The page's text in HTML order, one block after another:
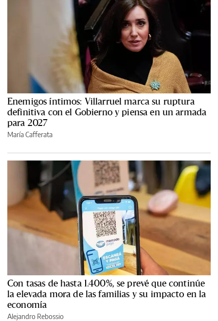
Enemigos íntimos: Villarruel marca su ruptura
definitiva con el Gobierno y piensa en un armada
para 2027
María Cafferata
Con tasas de hasta 1.400%, se prevé que continúe
la elevada mora de las familias y su impacto en la
economía
Alejandro Rebossio